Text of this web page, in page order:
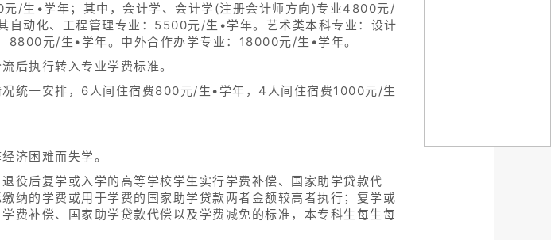
/生•学年；其中，会计学、会计学(注册会计师方向)专业4800元/
自动化、工程管理专业：5500元/生•学年。艺术类本科专业：设计
元/生•学年。中外合作办学专业：18000元/生•学年。
后执行转入专业学费标准。
统一安排，6人间住宿费800元/生•学年，4人间住宿费1000元/生
济困难而失学。
役后复学或入学的高等学校学生实行学费补偿、国家助学贷款代
纳的学费或用于学费的国家助学贷款两者金额较高者执行；复学或
费补偿、国家助学贷款代偿以及学费减免的标准，本专科生每生每